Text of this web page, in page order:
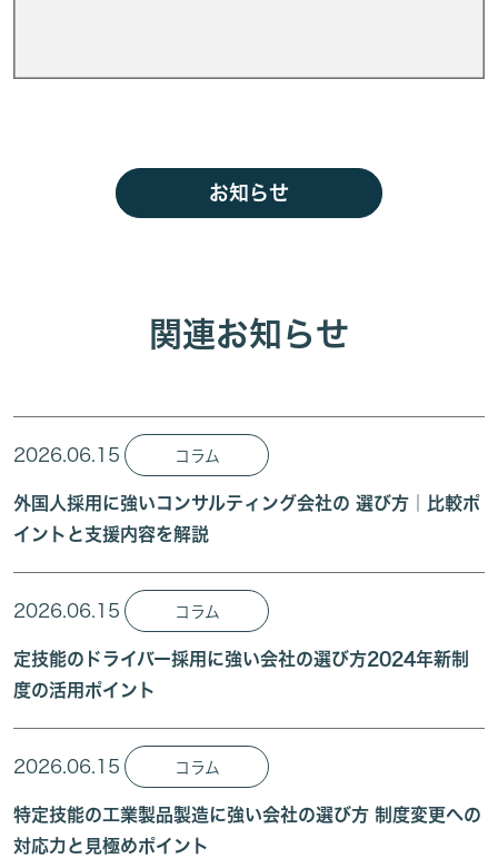
お知らせ
関連お知らせ
2026.06.15 コラム
外国人採用に強いコンサルティング会社の 選び方｜比較ポ
イントと支援内容を解説
2026.06.15 コラム
定技能のドライバー採用に強い会社の選び方2024年新制
度の活用ポイント
2026.06.15 コラム
特定技能の工業製品製造に強い会社の選び方 制度変更への
対応力と見極めポイント